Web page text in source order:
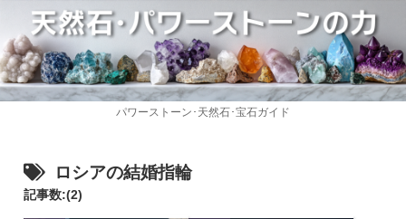
パワーストーン･天然石･宝石ガイド
ロシアの結婚指輪
記事数:(2)